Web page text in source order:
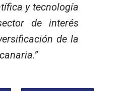
y tecnología
de interés
de la